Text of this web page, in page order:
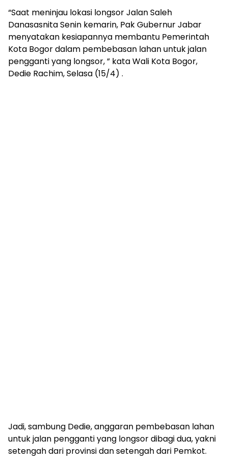
“Saat meninjau lokasi longsor Jalan Saleh
Danasasnita Senin kemarin, Pak Gubernur Jabar
menyatakan kesiapannya membantu Pemerintah
Kota Bogor dalam pembebasan lahan untuk jalan
pengganti yang longsor, ” kata Wali Kota Bogor,
Dedie Rachim, Selasa (15/4) .
Jadi, sambung Dedie, anggaran pembebasan lahan
untuk jalan pengganti yang longsor dibagi dua, yakni
setengah dari provinsi dan setengah dari Pemkot.